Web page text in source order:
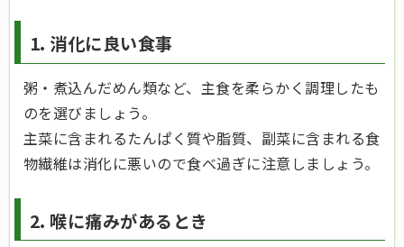
1. 消化に良い食事
粥・煮込んだめん類など、主食を柔らかく調理したも
のを選びましょう。
主菜に含まれるたんぱく質や脂質、副菜に含まれる食
物繊維は消化に悪いので食べ過ぎに注意しましょう。
2. 喉に痛みがあるとき